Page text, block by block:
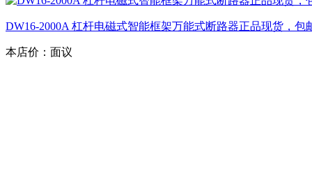
DW16-2000A 杠杆电磁式智能框架万能式断路器正品现货，包
本店价： 面议